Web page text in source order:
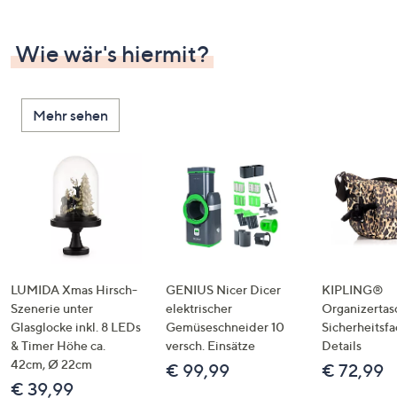
Wie wär's hiermit?
Mehr sehen
LUMIDA Xmas Hirsch-
Szenerie unter
Glasglocke inkl. 8 LEDs
& Timer Höhe ca.
42cm, Ø 22cm
€ 39,99
GENIUS Nicer Dicer
elektrischer
Gemüseschneider 10
versch. Einsätze
€ 99,99
KIPLING®
Details
€ 72,99